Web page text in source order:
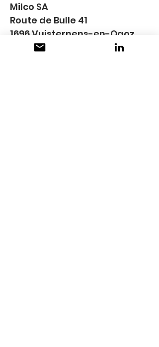
Milco SA
Route de Bulle 41
1696 Vuisternens-en-Ogoz